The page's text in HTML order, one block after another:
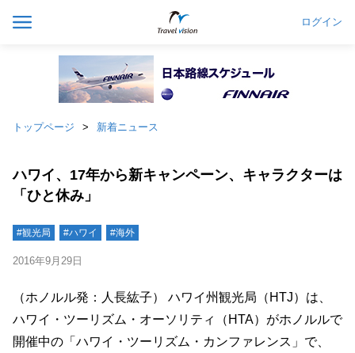
ログイン
トップページ 新着ニュース
ハワイ、17年から新キャンペーン、キャラクターは
「ひと休み」
#観光局 #ハワイ #海外
2016年9月29日
（ホノルル発：人長紘子） ハワイ州観光局（HTJ）は、
ハワイ・ツーリズム・オーソリティ（HTA）がホノルルで
開催中の「ハワイ・ツーリズム・カンファレンス」で、